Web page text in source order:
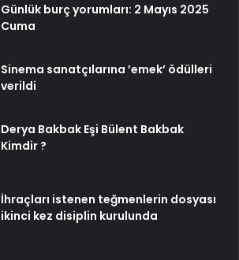
Günlük burç yorumları: 2 Mayıs 2025
Cuma
Sinema sanatçılarına ’emek’ ödülleri
verildi
Derya Bakbak Eşi Bülent Bakbak
Kimdir ?
İhraçları istenen teğmenlerin dosyası
ikinci kez disiplin kurulunda